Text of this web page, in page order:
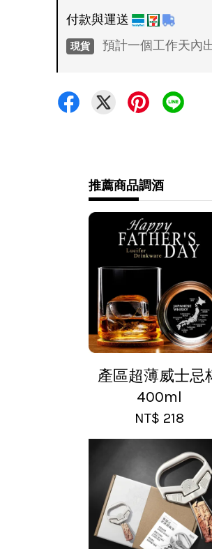
付款與運送
現貨 預計一個工作天內
•超商 / 宅配貨到付款
7-11 - 運費 60 元，NT
全家 - 運費 60 元，NT
新竹物流 - 運費 80 元
黑貓(包裹90cm以下) - 運
黑貓(包裹91~120cm) -
黑貓(包裹121~150cm以
推薦商品調酒
產區超薄威士忌
400ml
NT$ 218